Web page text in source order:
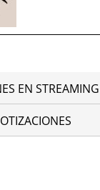
EN STREAMING